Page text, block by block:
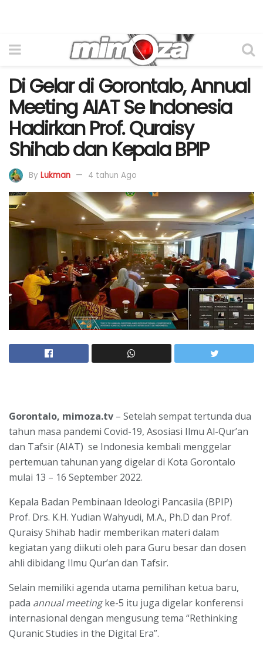
Di Gelar di Gorontalo, Annual
Meeting AIAT Se Indonesia
Hadirkan Prof. Quraisy
Shihab dan Kepala BPIP
By Lukman 4 tahun Ago
Gorontalo, mimoza.tv – Setelah sempat tertunda dua
tahun masa pandemi Covid-19, Asosiasi Ilmu Al-Qur’an
dan Tafsir (AIAT) se Indonesia kembali menggelar
pertemuan tahunan yang digelar di Kota Gorontalo
mulai 13 – 16 September 2022.
Kepala Badan Pembinaan Ideologi Pancasila (BPIP)
Prof. Drs. K.H. Yudian Wahyudi, M.A., Ph.D dan Prof.
Quraisy Shihab hadir memberikan materi dalam
kegiatan yang diikuti oleh para Guru besar dan dosen
ahli dibidang Ilmu Qur’an dan Tafsir.
Selain memiliki agenda utama pemilihan ketua baru,
pada annual meetingke-5 itu juga digelar konferensi
internasional dengan mengusung tema “Rethinking
Quranic Studies in the Digital Era”.